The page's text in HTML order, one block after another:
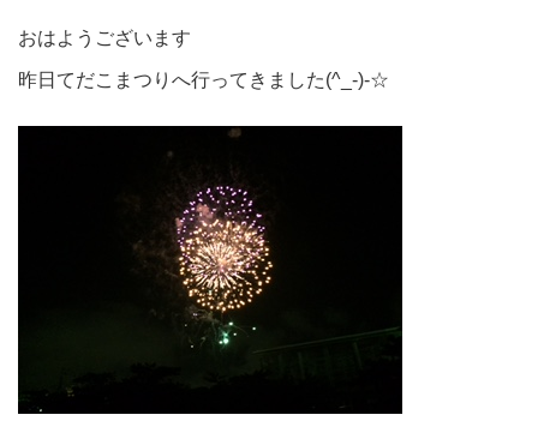
おはようございます
昨日てだこまつりへ行ってきました(^_-)-☆